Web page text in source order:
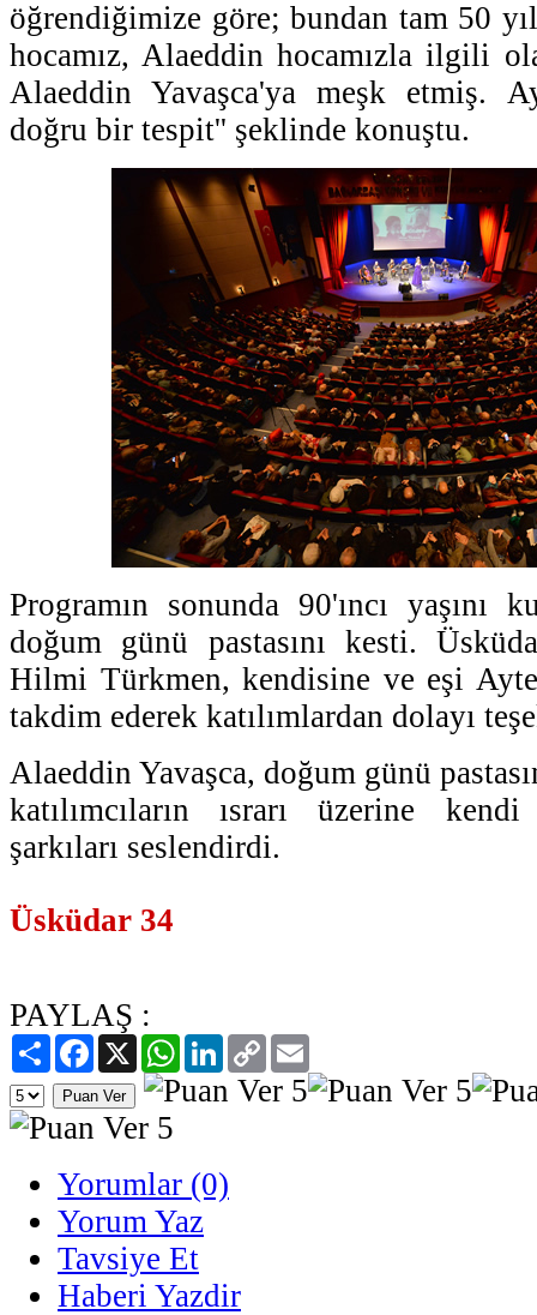
öğrendiğimize göre; bundan tam 50
hocamız, Alaeddin hocamızla ilgili
Alaeddin Yavaşca'ya meşk etmiş.
doğru bir tespit'' şeklinde konuştu.
Programın sonunda 90'ıncı yaşını
doğum günü pastasını kesti.
Hilmi Türkmen, kendisine ve eşi
takdim ederek katılımlardan dolayı
Alaeddin Yavaşca, doğum günü
katılımcıların ısrarı üzerine
şarkıları seslendirdi.
Üsküdar 34
PAYLAŞ :
PaylaşFacebook
X WhatsAppLinkedIn
Copy
Link
Yorumlar (0)
Yorum Yaz
Tavsiye Et
Haberi Yazdir